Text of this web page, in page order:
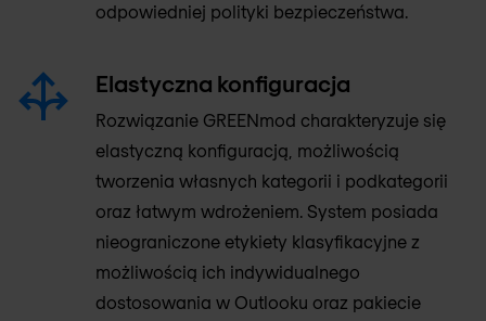
odpowiedniej polityki bezpieczeństwa.
Elastyczna konfiguracja
Rozwiązanie GREENmod charakteryzuje się
elastyczną konfiguracją, możliwością
tworzenia własnych kategorii i podkategorii
oraz łatwym wdrożeniem. System posiada
nieograniczone etykiety klasyfikacyjne z
możliwością ich indywidualnego
dostosowania w Outlooku oraz pakiecie